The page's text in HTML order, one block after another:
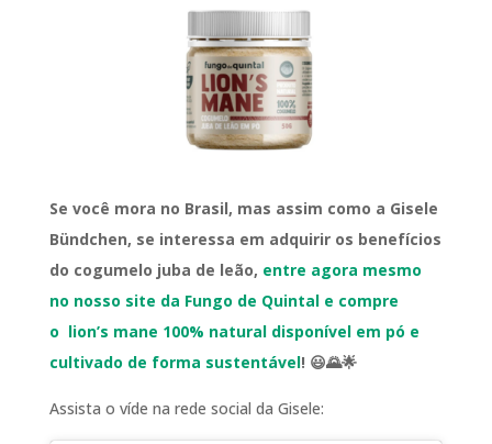
Se você mora no Brasil, mas assim como a Gisele
Bündchen, se interessa em adquirir os benefícios
do cogumelo juba de leão, entre agora mesmo
no nosso site da Fungo de Quintal e compre
o lion’s mane 100% natural disponível em pó e
cultivado de forma sustentável! 😃🌄🌟
Assista o víde na rede social da Gisele: